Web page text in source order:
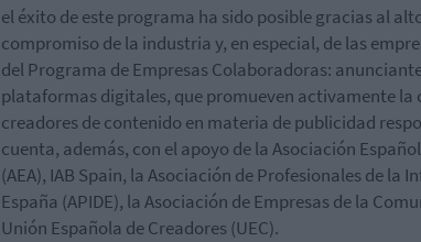
el éxito de este programa ha sido posible gracias al
compromiso de la industria y, en especial, de las
del Programa de Empresas Colaboradoras:
plataformas digitales, que promueven activamente la
creadores de contenido en materia de publicidad
cuenta, además, con el apoyo de la Asociación
(AEA), IAB Spain, la Asociación de Profesionales de la
España (APIDE), la Asociación de Empresas de la
Unión Española de Creadores (UEC).